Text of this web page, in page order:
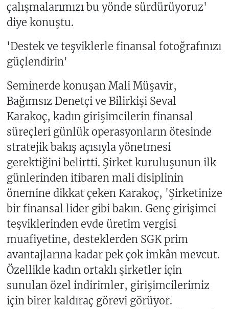
çalışmalarımızı bu yönde sürdürüyoruz'
diye konuştu.
'Destek ve teşviklerle finansal fotoğrafınızı
güçlendirin'
Seminerde konuşan Mali Müşavir,
Bağımsız Denetçi ve Bilirkişi Seval
Karakoç, kadın girişimcilerin finansal
süreçleri günlük operasyonların ötesinde
stratejik bakış açısıyla yönetmesi
gerektiğini belirtti. Şirket kuruluşunun ilk
günlerinden itibaren mali disiplinin
önemine dikkat çeken Karakoç, 'Şirketinize
bir finansal lider gibi bakın. Genç girişimci
teşviklerinden evde üretim vergisi
muafiyetine, desteklerden SGK prim
avantajlarına kadar pek çok imkân mevcut.
Özellikle kadın ortaklı şirketler için
sunulan özel indirimler, girişimcilerimiz
için birer kaldıraç görevi görüyor.